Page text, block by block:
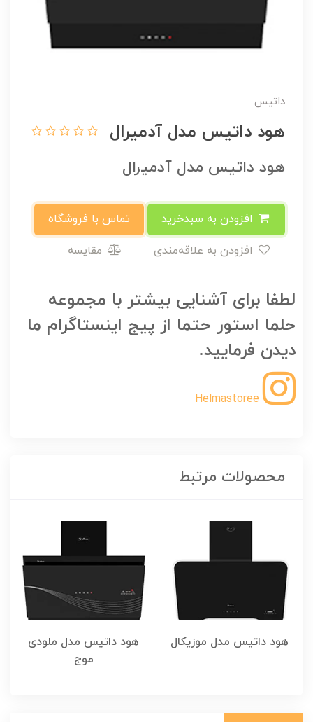
داتیس
هود داتیس مدل آدمیرال
هود داتیس مدل آدمیرال
تماس با فروشگاه
مقایسه
لطفا برای آشنایی بیشتر با مجموعه
حلما استور حتما از پیج اینستاگرام ما
دیدن فرمایید.
Helmastoree
محصولات مرتبط
هود داتیس مدل موزیکال
هود داتیس مدل ملودی
موج